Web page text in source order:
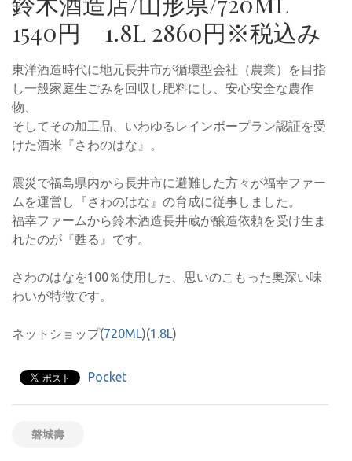
1540円 1.8L 2860円※税込み
東洋酒造時代に地元長井市が循環型会社（農業）を目指
し一般家庭生ごみを回収し肥料にし、安心安全な農作
物、
そしてその加工品、いわゆるレインボープラン認証を受
けた酒米『さわのはな』。
震災で福島県内から長井市に避難した方々が福幸ファー
ムを運営し『さわのはな』の育成に従事しました。
福幸ファームから鈴木酒造長井蔵が醸造依頼を受け生ま
れたのが『甦る』です。
さわのはなを100％使用した、思いのこもった奥深い味
わいが特徴です。
ネットショップ(720ML)(1.8L)
Pocket
磐城壽